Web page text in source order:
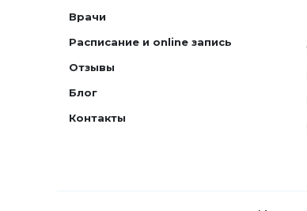
Врачи
Расписание и online запись
Отзывы
Блог
Контакты